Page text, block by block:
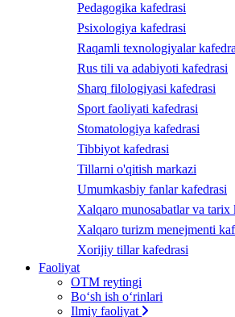
Pedagogika kafedrasi
Psixologiya kafedrasi
Raqamli texnologiyalar
Rus tili va adabiyoti kafedrasi
Sharq filologiyasi kafedrasi
Sport faoliyati kafedrasi
Stomatologiya kafedrasi
Tibbiyot kafedrasi
Tillarni o'qitish markazi
Umumkasbiy fanlar kafedrasi
Xalqaro munosabatlar va tarix
Xalqaro turizm menejmenti
Xorijiy tillar kafedrasi
Faoliyat
OTM reytingi
Bo‘sh ish o‘rinlari
Ilmiy faoliyat